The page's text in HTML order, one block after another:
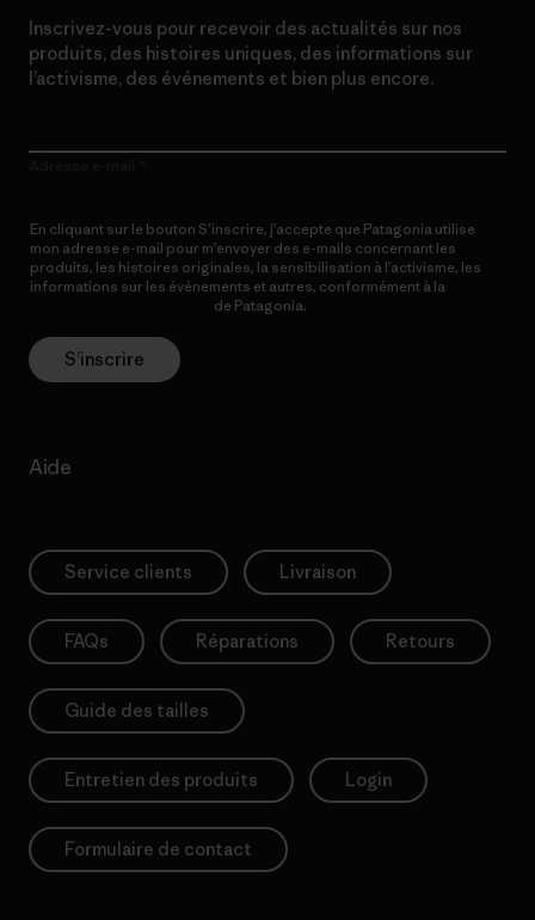
Inscrivez-vous pour recevoir des actualités sur nos
produits, des histoires uniques, des informations sur
l’activisme, des événements et bien plus encore.
En cliquant sur le bouton S’inscrire, j’accepte que Patagonia utilise
mon adresse e-mail pour m’envoyer des e-mails concernant les
produits, les histoires originales, la sensibilisation à l’activisme, les
informations sur les événements et autres, conformément à la
de Patagonia.
S’inscrire
Aide
Service clients Livraison
FAQs Réparations Retours
Guide des tailles
Entretien des produits Login
Formulaire de contact